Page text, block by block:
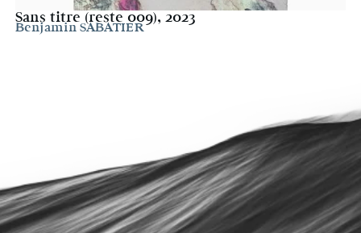
Sans titre (reste 009), 2023
Benjamin SABATIER